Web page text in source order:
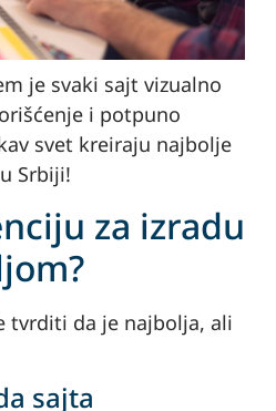
je svaki sajt vizualno
i potpuno
svet kreiraju najbolje
Srbiji!
za izradu
tvrditi da je najbolja, ali
sajta